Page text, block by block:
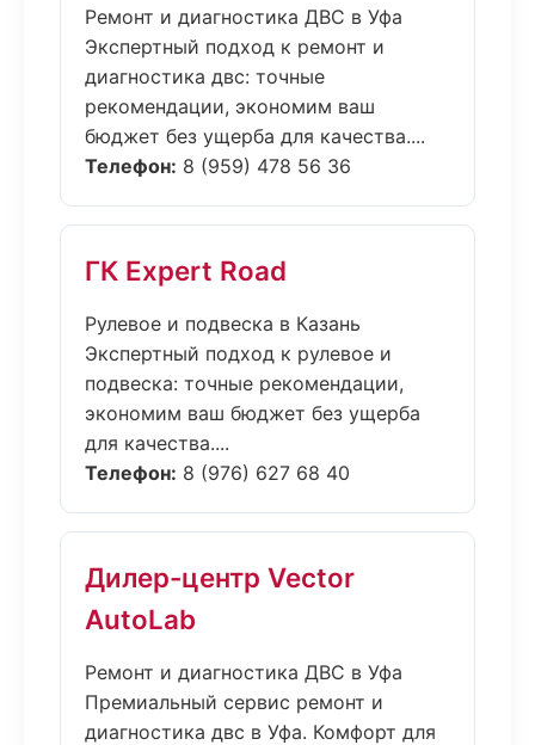
Ремонт и диагностика ДВС в Уфа
Экспертный подход к ремонт и
диагностика двс: точные
рекомендации, экономим ваш
бюджет без ущерба для качества....
Телефон: 8 (959) 478 56 36
ГК Expert Road
Рулевое и подвеска в Казань
Экспертный подход к рулевое и
подвеска: точные рекомендации,
экономим ваш бюджет без ущерба
для качества....
Телефон: 8 (976) 627 68 40
Дилер-центр Vector
AutoLab
Ремонт и диагностика ДВС в Уфа
Премиальный сервис ремонт и
диагностика двс в Уфа. Комфорт для